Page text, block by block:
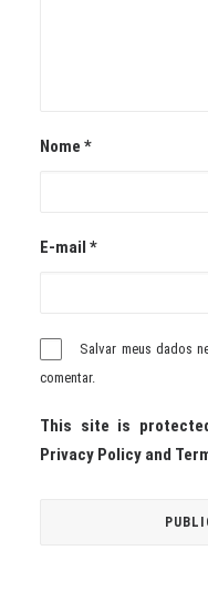
Nome *
E-mail *
Salvar meus dados
comentar.
This site is
Privacy Policy and